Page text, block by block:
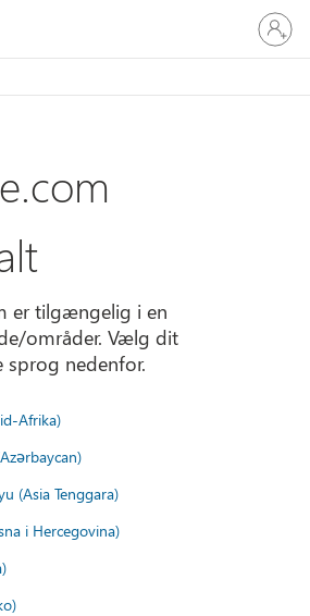
Log
på
din
er tilgængelig i en
områder. Vælg dit
sprog nedenfor.
Afrika)
(Asia Tenggara)
i Hercegovina)